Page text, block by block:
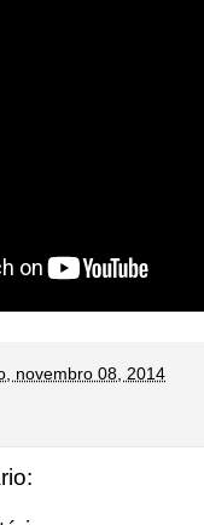
novembro 08, 2014